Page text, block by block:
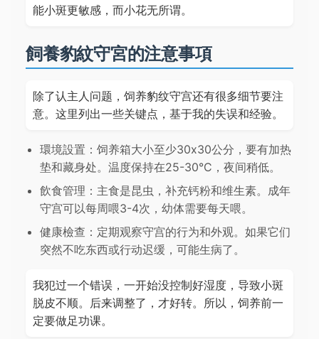
能小斑更敏感，而小花无所谓。
飼養豹紋守宮的注意事項
除了认主人问题，饲养豹纹守宫还有很多细节要注
意。这里列出一些关键点，基于我的失误和经验。
環境設置：饲养箱大小至少30x30公分，要有加热
垫和藏身处。温度保持在25-30°C，夜间稍低。
飲食管理：主食是昆虫，补充钙粉和维生素。成年
守宫可以每周喂3-4次，幼体需要每天喂。
健康檢查：定期观察守宫的行为和外观。如果它们
突然不吃东西或行动迟缓，可能生病了。
我犯过一个错误，一开始没控制好湿度，导致小斑
脱皮不顺。后来调整了，才好转。所以，饲养前一
定要做足功课。